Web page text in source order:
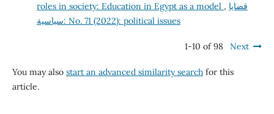
roles in society: Education in Egypt as a model , قضايا
سياسية: No. 71 (2022): political issues
1-10 of 98 Next
You may also start an advanced similarity searchfor this
article.